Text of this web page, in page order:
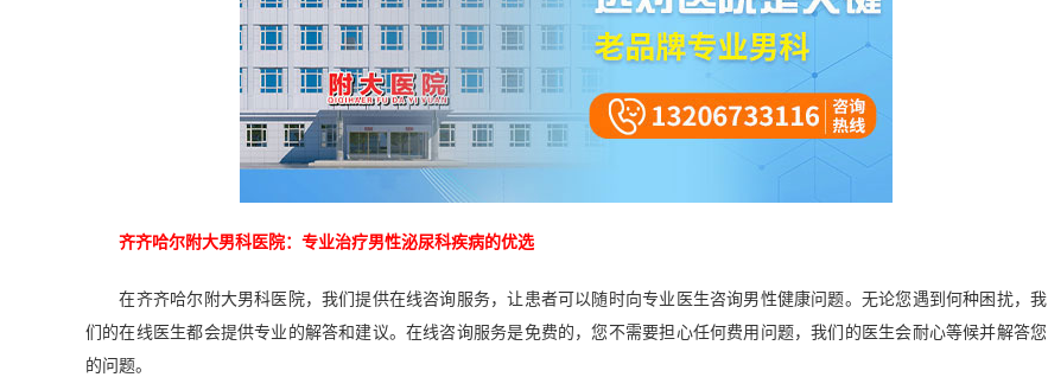
齐齐哈尔附大男科医院：专业治疗男性泌尿科疾病的优选
在齐齐哈尔附大男科医院，我们提供在线咨询服务，让患者可以随时向专业医生咨询男性健康问题。无论您遇到何种困扰，我
们的在线医生都会提供专业的解答和建议。在线咨询服务是免费的，您不需要担心任何费用问题，我们的医生会耐心等候并解答您
的问题。